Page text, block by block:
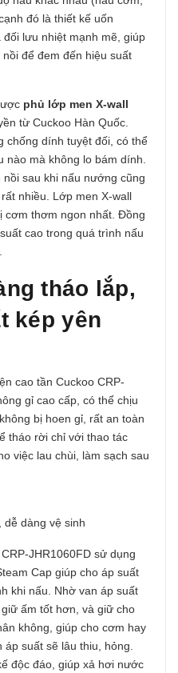
đó là thiết kế uốn
lưu nhiệt mạnh mẽ, giúp
để đem đến hiệu suất
phủ lớp men X-wall
từ Cuckoo Hàn Quốc.
chống dính tuyệt đối, có thể
mà không lo bám dính.
sau khi nấu nướng cũng
nhiều. Lớp men X-wall
cơm thơm ngon nhất. Đồng
cao trong quá trình nấu
tháo lắp,
kép yên
cao tần Cuckoo CRP-
gỉ cao cấp, có thể chịu
bị hoen gỉ, rất an toàn
tháo rời chỉ với thao tác
việc lau chùi, làm sạch sau
dễ dàng vệ sinh
JHR1060FD sử dụng
Cap giúp cho áp suất
khi nấu. Nhờ van áp suất
ấm tốt hơn, và giữ cho
không, giúp cho cơm hay
suất sẽ lâu thiu, hỏng.
độc đáo, giúp xả hơi nước